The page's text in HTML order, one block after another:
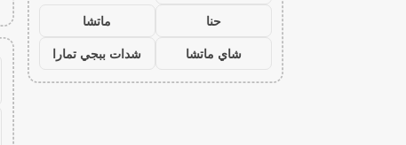
حنا
ماتشا
شاي ماتشا
شدات ببجي تمارا